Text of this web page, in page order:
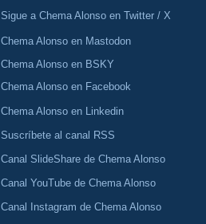
Sigue a Chema Alonso en Twitter / X
Chema Alonso en Mastodon
Chema Alonso en BSKY
Chema Alonso en Facebook
Chema Alonso en Linkedin
Suscríbete al canal RSS
Canal SlideShare de Chema Alonso
Canal YouTube de Chema Alonso
Canal Instagram de Chema Alonso